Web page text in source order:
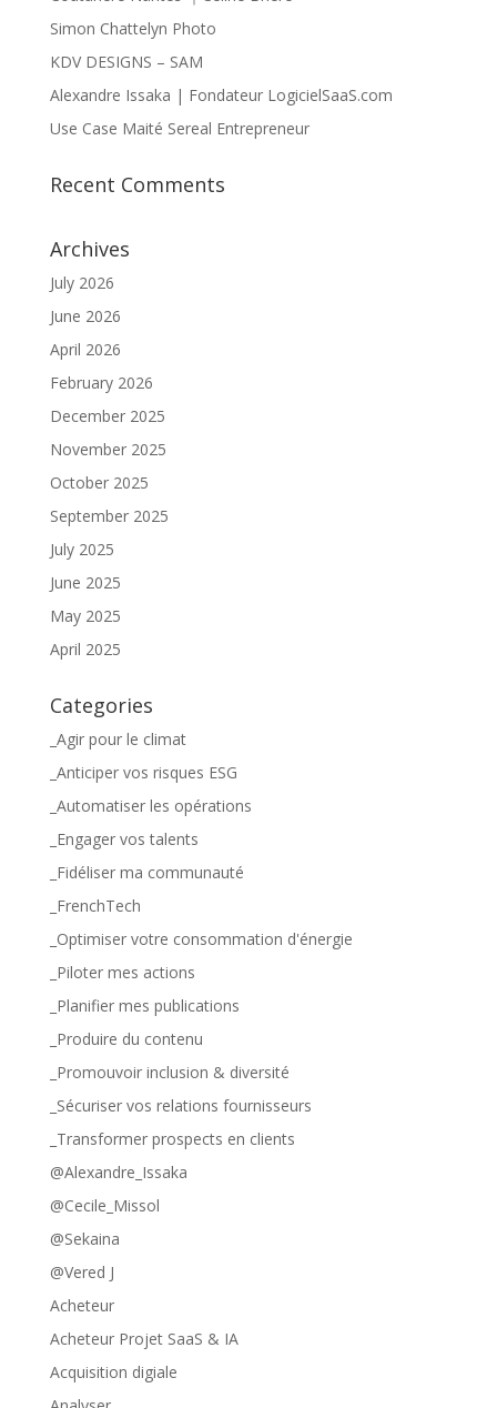
Simon Chattelyn Photo
KDV DESIGNS – SAM
Alexandre Issaka | Fondateur LogicielSaaS.com
Use Case Maité Sereal Entrepreneur
Recent Comments
Archives
July 2026
June 2026
April 2026
February 2026
December 2025
November 2025
October 2025
September 2025
July 2025
June 2025
May 2025
April 2025
Categories
_Agir pour le climat
_Anticiper vos risques ESG
_Automatiser les opérations
_Engager vos talents
_Fidéliser ma communauté
_FrenchTech
_Optimiser votre consommation d'énergie
_Piloter mes actions
_Planifier mes publications
_Produire du contenu
_Promouvoir inclusion & diversité
_Sécuriser vos relations fournisseurs
_Transformer prospects en clients
@Alexandre_Issaka
@Cecile_Missol
@Sekaina
@Vered J
Acheteur
Acheteur Projet SaaS & IA
Acquisition digiale